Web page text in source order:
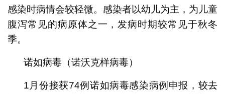
感染时病情会较轻微。感染者以幼儿为主，为儿童
腹泻常见的病原体之一，发病时期较常见于秋冬
季。
诺如病毒（诺沃克样病毒）
1月份接获74例诺如病毒感染病例申报，较去